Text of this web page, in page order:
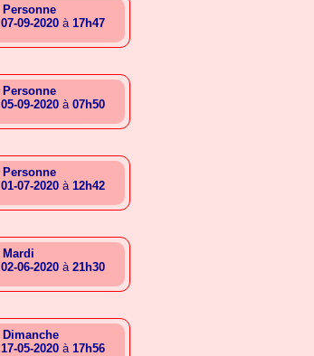
Personne
07-09-2020 à 17h47
Personne
05-09-2020 à 07h50
Personne
01-07-2020 à 12h42
Mardi
02-06-2020 à 21h30
Dimanche
17-05-2020 à 17h56